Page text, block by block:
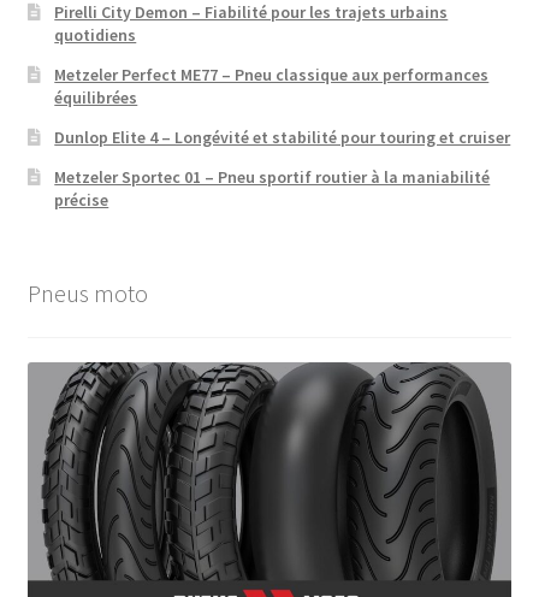
Pirelli City Demon – Fiabilité pour les trajets urbains
quotidiens
Metzeler Perfect ME77 – Pneu classique aux performances
équilibrées
Dunlop Elite 4 – Longévité et stabilité pour touring et cruiser
Metzeler Sportec 01 – Pneu sportif routier à la maniabilité
précise
Pneus moto